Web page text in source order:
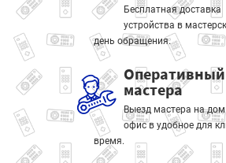
Бесплатная доставка
устройства в
день обращения.
мастера
Выезд мастера на
офис в удобное для
время.